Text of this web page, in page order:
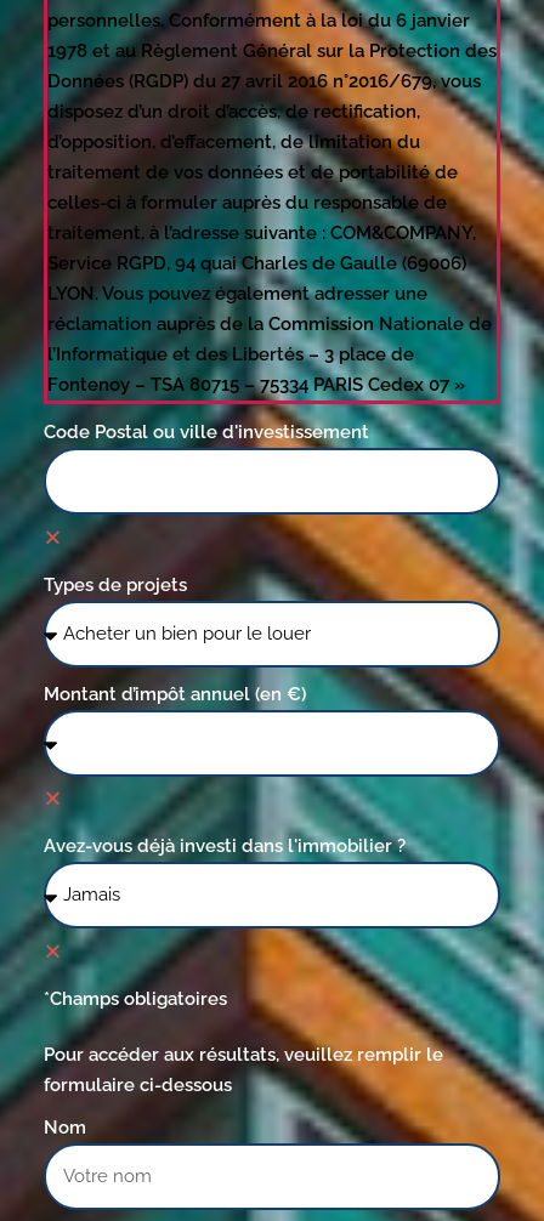
personnelles. Conformément à la loi du 6 janvier
1978 et au Règlement Général sur la Protection des
Données (RGDP) du 27 avril 2016 n°2016/679, vous
disposez d’un droit d’accès, de rectification,
d’opposition, d’effacement, de limitation du
traitement de vos données et de portabilité de
celles-ci à formuler auprès du responsable de
traitement, à l’adresse suivante : COM&COMPANY,
Service RGPD, 94 quai Charles de Gaulle (69006)
LYON. Vous pouvez également adresser une
réclamation auprès de la Commission Nationale de
l’Informatique et des Libertés – 3 place de
Fontenoy – TSA 80715 – 75334 PARIS Cedex 07 »
Code Postal ou ville d'investissement
Types de projets
Montant d’impôt annuel (en €)
Avez-vous déjà investi dans l'immobilier ?
*Champs obligatoires
Pour accéder aux résultats, veuillez remplir le
formulaire ci-dessous
Nom